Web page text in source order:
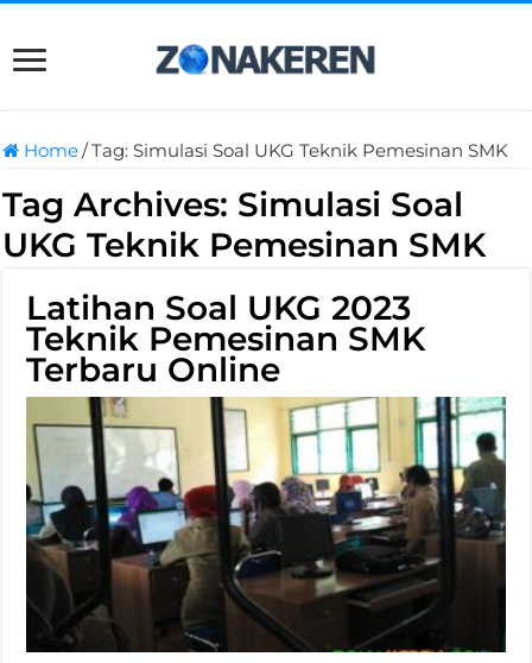
Home/Tag:Simulasi Soal UKG Teknik Pemesinan SMK
Tag Archives: Simulasi Soal
UKG Teknik Pemesinan SMK
Latihan Soal UKG 2023
Teknik Pemesinan SMK
Terbaru Online